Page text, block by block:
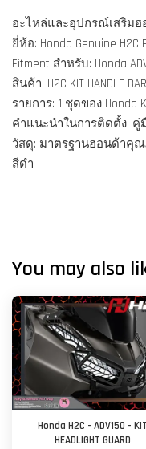
อะไหล่และอุปกรณ์เสริมฮอ
ยี่ห้อ: Honda Genuine H2C
Fitment สำหรับ: Honda
สินค้า: H2C KIT HANDLE
รายการ: 1 ชุดของ Honda
คำแนะนำในการติดตั้ง: คู่
วัสดุ: มาตรฐานฮอนด้าคุ
สีดำ
You may also
Honda H2C - ADV150 - KIT
HEADLIGHT GUARD